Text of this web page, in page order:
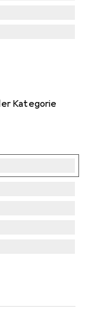
Kategorie